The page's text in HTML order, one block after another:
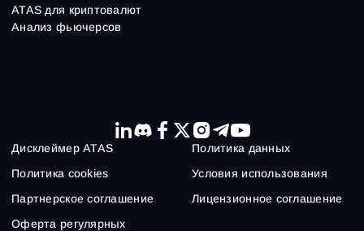
ATAS для криптовалют
Анализ фьючерсов
Дисклеймер ATAS
Политика данных
Политика cookies
Условия использования
Партнерское соглашение
Лицензионное соглашение
Оферта регулярных